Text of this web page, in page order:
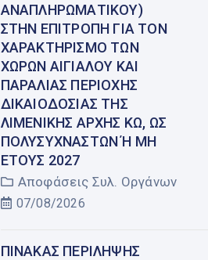
ΑΝΑΠΛΗΡΩΜΑΤΙΚΟΎ)
ΣΤΗΝ ΕΠΙΤΡΟΠΉ ΓΙΑ ΤΟΝ
ΧΑΡΑΚΤΗΡΙΣΜΌ ΤΩΝ
ΧΏΡΩΝ ΑΙΓΙΑΛΟΎ ΚΑΙ
ΠΑΡΑΛΊΑΣ ΠΕΡΙΟΧΉΣ
ΔΙΚΑΙΟΔΟΣΊΑΣ ΤΗΣ
ΛΙΜΕΝΙΚΉΣ ΑΡΧΉΣ ΚΩ, ΩΣ
ΠΟΛΥΣΎΧΝΑΣΤΩΝ Ή ΜΗ Έ
ΤΟΥΣ 2027
Αποφάσεις Συλ. Οργάνων
07/08/2026
ΠΊΝΑΚΑΣ ΠΕΡΊΛΗΨΗΣ